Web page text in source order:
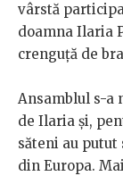
vârstă
doamna Ilaria
crenguță de
Ansamblul s-a
de Ilaria și,
săteni au putut
din Europa.